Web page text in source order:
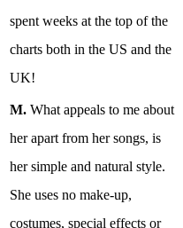
spent weeks at the top of the
charts both in the US and the
UK!
M. What appeals to me about
her apart from her songs, is
her simple and natural style.
She uses no make-up,
costumes, special effects or